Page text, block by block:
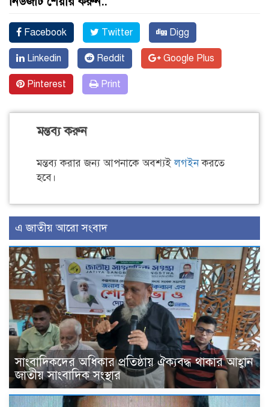
Facebook Twitter Digg
Linkedin Reddit Google Plus
Pinterest Print
মন্তব্য করুন
মন্তব্য করার জন্য আপনাকে অবশ্যইলগইনকরতে
হবে।
এ জাতীয় আরো সংবাদ
সাংবাদিকদের অধিকার প্রতিষ্ঠায় ঐক্যবদ্ধ থাকার আহ্বান
জাতীয় সাংবাদিক সংস্থার